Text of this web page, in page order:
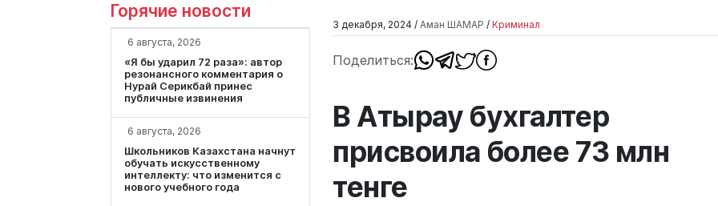
Горячие новости
6 августа, 2026
«Я бы ударил 72 раза»: автор
резонансного комментария о
Нурай Серикбай принес
публичные извинения
6 августа, 2026
Школьников Казахстана начнут
обучать искусственному
интеллекту: что изменится с
нового учебного года
3 декабря, 2024 / Аман ШАМАР / Криминал
Поделиться:
В Атырау бухгалтер
присвоила более 73 млн
тенге